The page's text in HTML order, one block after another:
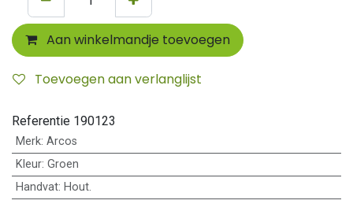
Aan winkelmandje toevoegen
Toevoegen aan verlanglijst
Referentie 190123
Merk: Arcos
Kleur: Groen
Handvat: Hout.